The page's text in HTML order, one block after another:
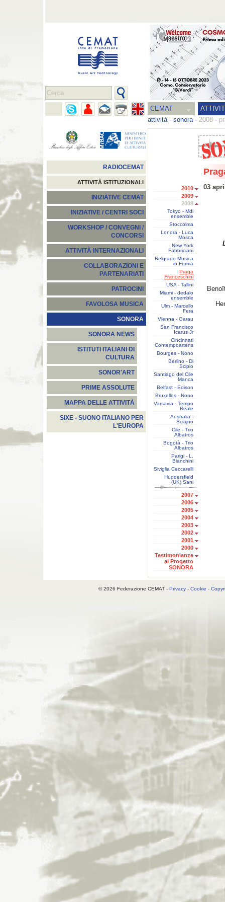
CEMAT
attività- sonora- 2008 -
RADIOCEMAT
ATTIVITÀ ISTITUZIONALI
INIZIATIVE CEMAT
INIZIATIVE / CENTRI SOCI
WORKSHOP / CONVEGNI /
CONCORSI
ATTIVITÀ INTERNAZIONALI
COLLABORAZIONI E
PARTENARIATI
PATROCINI
FAVOLOSA MUSICA
SONORA
SONORA NEWS
ISTITUTI ITALIANI DI
CULTURA
SONOR'ART
PRIME ASSOLUTE
MAPPA DELLE ATTIVITÀ
SIXE - SUONO ITALIANO PER
L'EUROPA
2010
2009
2008
Tokyo - Mdi
ensemble
Stoccolma
Londra - Luca
Mosca
New York
Fabbriciani
Belgrado Musica
in Forma
Praga
Franceschini
USA - Tallini
Miami - dedalo
ensemble
Ulm - Marcello
Fera
Vienna - Garau
San Francisco
Icarus Jr
Cincinnati
Contempoartens
Bourges - Nono
Berlino - Di
Scipio
Santiago del Cile
Manca
Belfast - Edison
Bruxelles - Nono
Varsavia - Tempo
Reale
Australia -
Sciajno
Cile - Trio
Albatros
Bogotà - Trio
Albatros
Parigi - L.
Bianchini
Siviglia Ceccarelli
Huddersfield
(UK) Sani
2007
2006
2005
2004
2003
2002
2001
2000
Testimonianze
al Progetto
SONORA
03
© 2026 Federazione CEMAT - Privacy- Cookie -